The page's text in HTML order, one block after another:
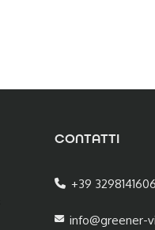
CONTATTI
+39 3298141606
info@greener-